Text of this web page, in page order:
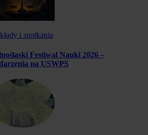
i spotkania
Festiwal Nauki 2026 –
na USWPS